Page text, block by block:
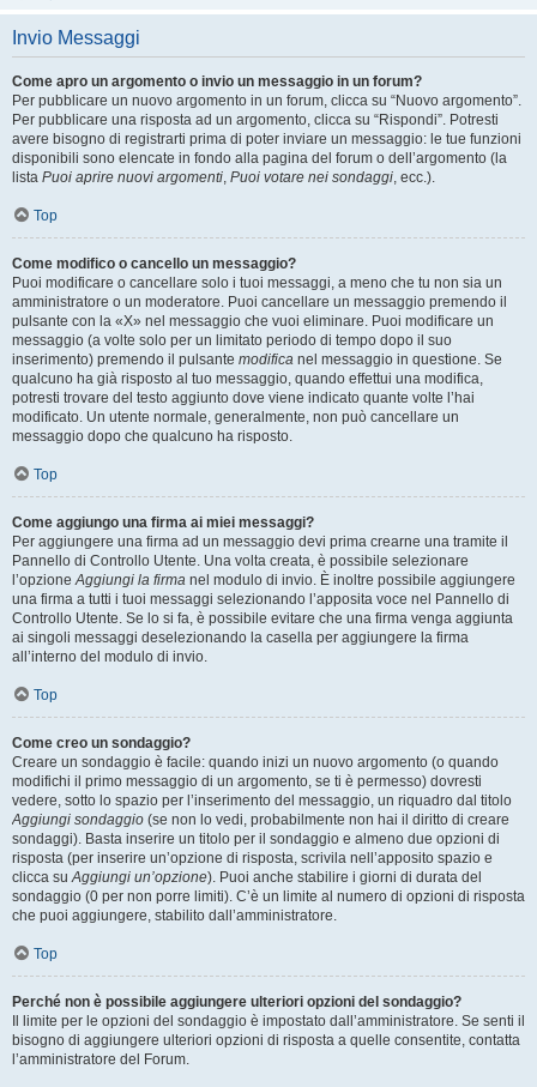
Invio Messaggi
Come apro un argomento o invio un messaggio in un forum?
Per pubblicare un nuovo argomento in un forum, clicca su “Nuovo argomento”.
Per pubblicare una risposta ad un argomento, clicca su “Rispondi”. Potresti
avere bisogno di registrarti prima di poter inviare un messaggio: le tue funzioni
disponibili sono elencate in fondo alla pagina del forum o dell’argomento (la
lista Puoi aprire nuovi argomenti, Puoi votare nei sondaggi, ecc.).
Top
Come modifico o cancello un messaggio?
Puoi modificare o cancellare solo i tuoi messaggi, a meno che tu non sia un
amministratore o un moderatore. Puoi cancellare un messaggio premendo il
pulsante con la «X» nel messaggio che vuoi eliminare. Puoi modificare un
messaggio (a volte solo per un limitato periodo di tempo dopo il suo
inserimento) premendo il pulsante modifica nel messaggio in questione. Se
qualcuno ha già risposto al tuo messaggio, quando effettui una modifica,
potresti trovare del testo aggiunto dove viene indicato quante volte l’hai
modificato. Un utente normale, generalmente, non può cancellare un
messaggio dopo che qualcuno ha risposto.
Top
Come aggiungo una firma ai miei messaggi?
Per aggiungere una firma ad un messaggio devi prima crearne una tramite il
Pannello di Controllo Utente. Una volta creata, è possibile selezionare
l’opzioneAggiungi la firma nel modulo di invio. È inoltre possibile aggiungere
una firma a tutti i tuoi messaggi selezionando l’apposita voce nel Pannello di
Controllo Utente. Se lo si fa, è possibile evitare che una firma venga aggiunta
ai singoli messaggi deselezionando la casella per aggiungere la firma
all’interno del modulo di invio.
Top
Come creo un sondaggio?
Creare un sondaggio è facile: quando inizi un nuovo argomento (o quando
modifichi il primo messaggio di un argomento, se ti è permesso) dovresti
vedere, sotto lo spazio per l’inserimento del messaggio, un riquadro dal titolo
Aggiungi sondaggio (se non lo vedi, probabilmente non hai il diritto di creare
sondaggi). Basta inserire un titolo per il sondaggio e almeno due opzioni di
risposta (per inserire un’opzione di risposta, scrivila nell’apposito spazio e
clicca suAggiungi un’opzione). Puoi anche stabilire i giorni di durata del
sondaggio (0 per non porre limiti). C’è un limite al numero di opzioni di risposta
che puoi aggiungere, stabilito dall’amministratore.
Top
Perché non è possibile aggiungere ulteriori opzioni del sondaggio?
Il limite per le opzioni del sondaggio è impostato dall’amministratore. Se senti il
bisogno di aggiungere ulteriori opzioni di risposta a quelle consentite, contatta
l’amministratore del Forum.